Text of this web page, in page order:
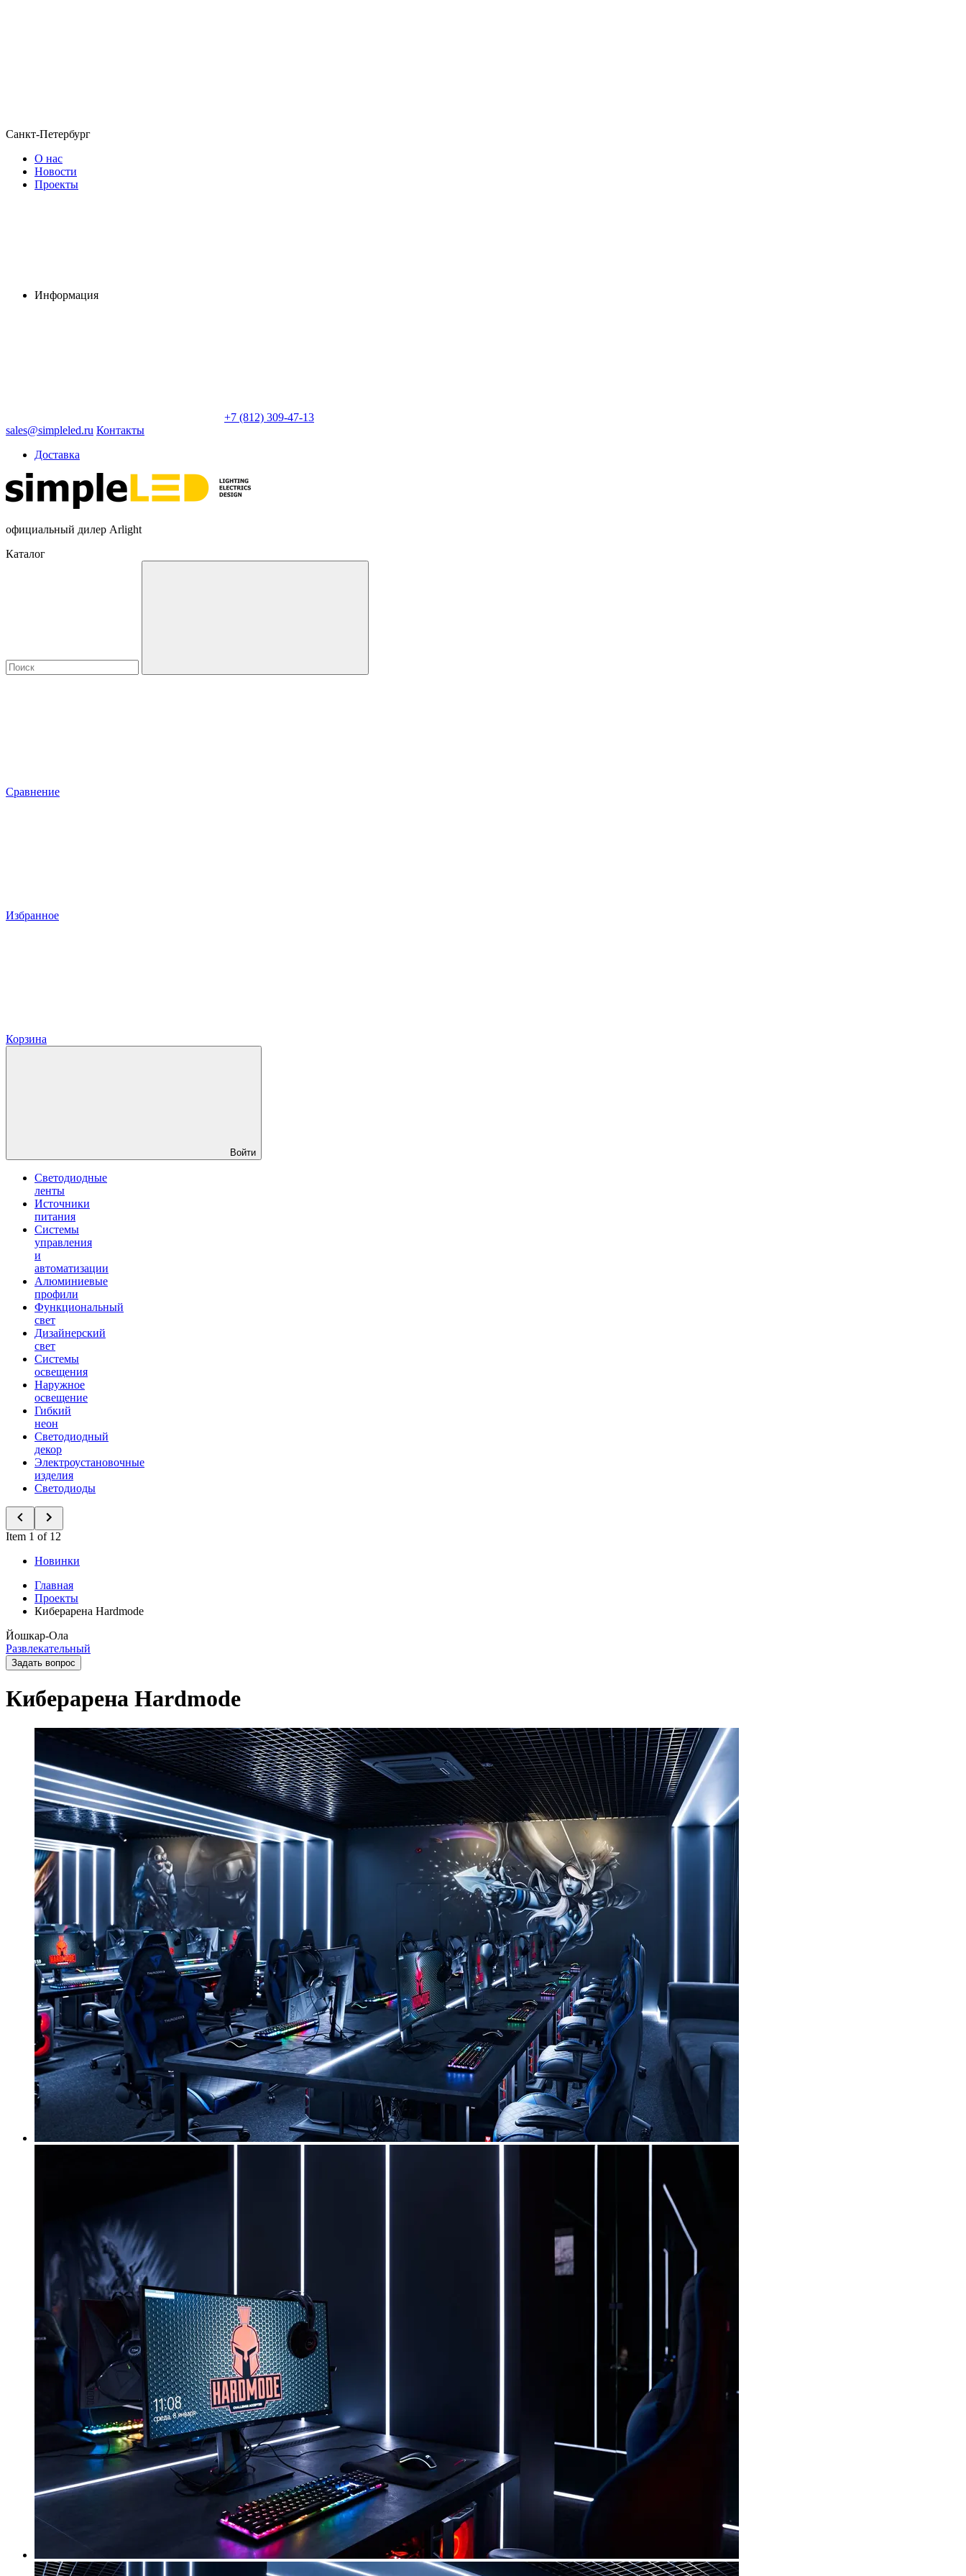
Санкт-Петербург
О нас
Новости
Проекты
Информация
+7 (812) 309-47-13
sales@simpleled.ru Контакты
Доставка
официальный дилер Arlight
Каталог
Сравнение
Избранное
Корзина
Войти
Светодиодные
ленты
Источники
питания
Системы
управления
и
автоматизации
Алюминиевые
профили
Функциональный
свет
Дизайнерский
свет
Системы
освещения
Наружное
освещение
Гибкий
неон
Светодиодный
декор
Электроустановочные
изделия
Светодиоды
Item 1 of 12
Новинки
Главная
Проекты
Киберарена Hardmode
Йошкар-Ола
Развлекательный
Задать вопрос
Киберарена Hardmode